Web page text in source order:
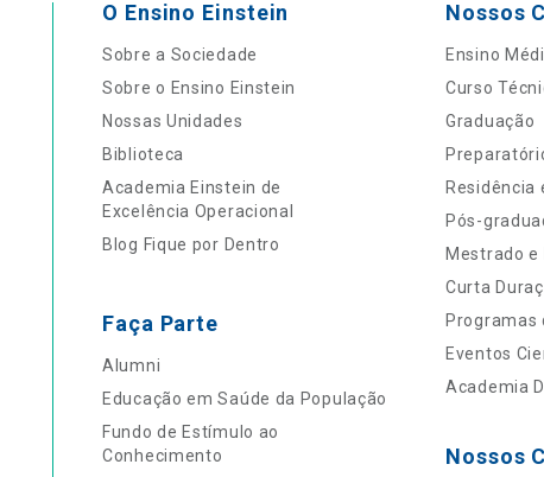
O Ensino Einstein
Sobre a Sociedade
Sobre o Ensino Einstein
Nossas Unidades
Biblioteca
Academia Einstein de
Excelência Operacional
Blog Fique por Dentro
Faça Parte
Alumni
Educação em Saúde da População
Fundo de Estímulo ao
Conhecimento
Nossos
Ensino
Curso
Graduação
Residência
Pós-
Mestrado e
Curta
Programas
Eventos
Academia
Nossos